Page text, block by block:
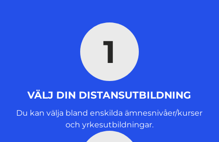
t
e
1
VÄLJ DIN DISTANSUTBILDNING
Du kan välja bland enskilda ämnesnivåer/kurser
och yrkesutbildningar.